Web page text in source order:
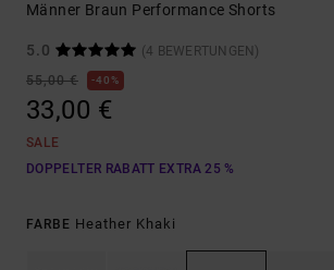
Männer Braun Performance Shorts
5.0
(4 BEWERTUNGEN)
55,00 €
40%
33,00 €
SALE
DOPPELTER RABATT EXTRA 25 %
FARBE Heather Khaki